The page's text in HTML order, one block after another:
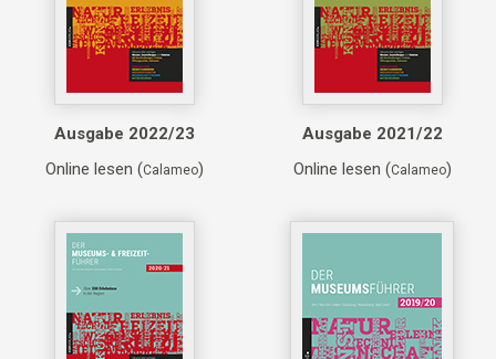
Ausgabe 2022/23
Online lesen (Calameo)
Ausgabe 2021/22
Online lesen (Calameo)